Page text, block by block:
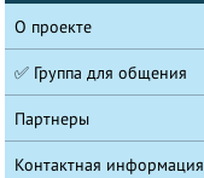
О проекте
✅ Группа для общения
Партнеры
Контактная информация